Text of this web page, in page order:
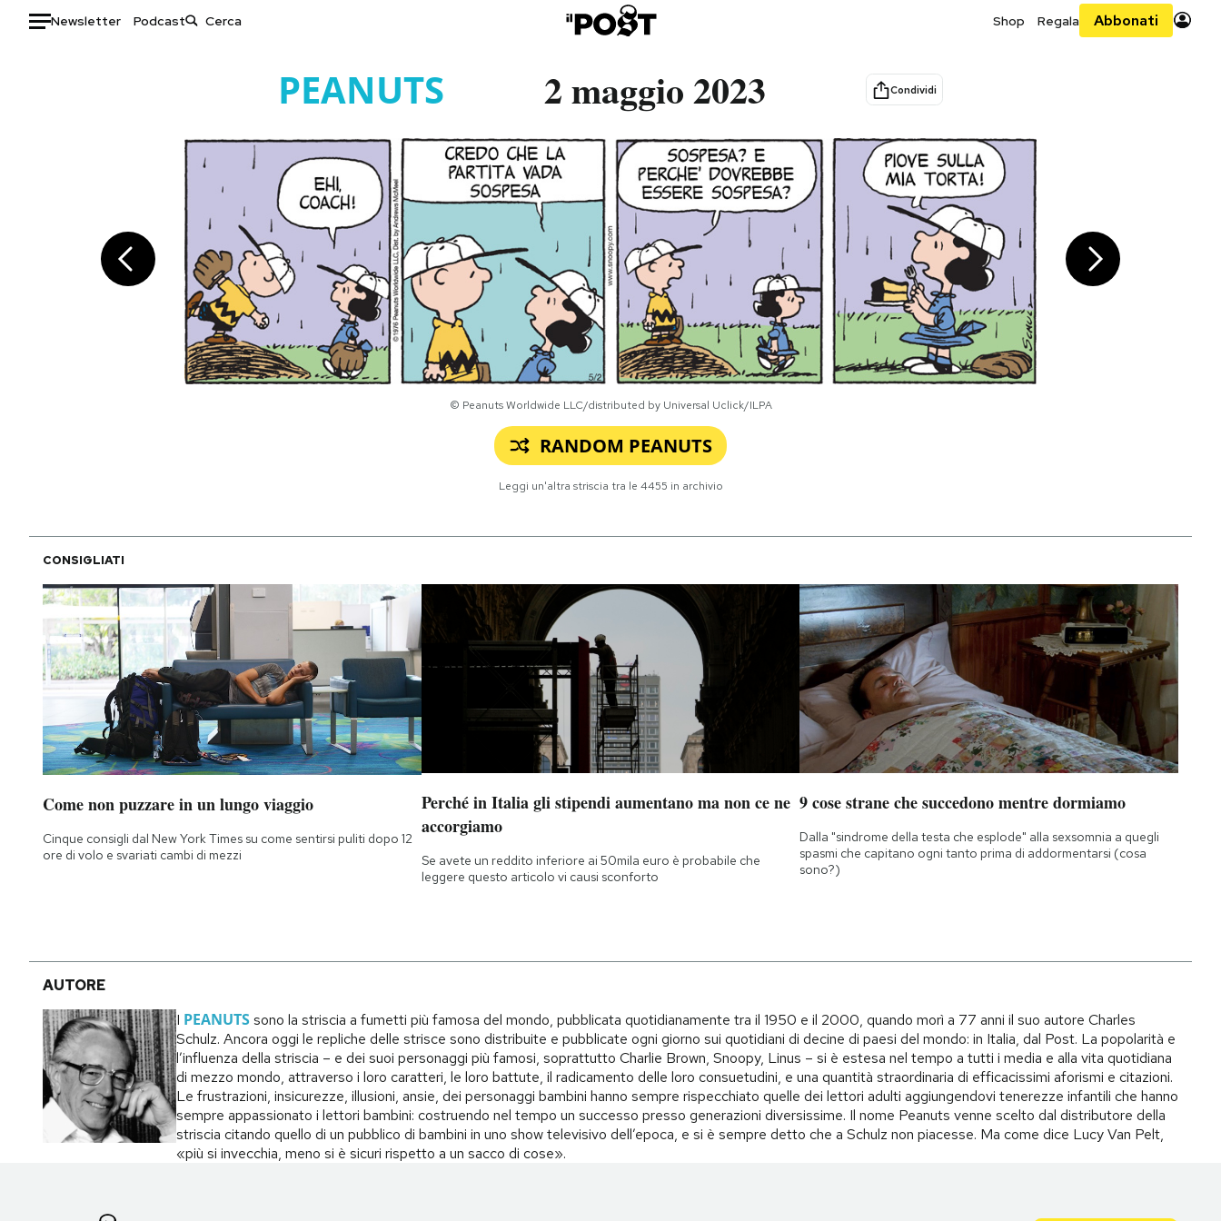
Newsletter Podcast Shop Regala Abbonati
Tecnologia
Internet
Scienza
Moda
Consumismi
Storie/Idee
Ok Boomer!
Media
Europa
Altrecose
Mondiali calcio 2026
I MIEI PREFERITI
SHOP
CALENDARIO
AREA PERSONALE
Newsletter
Regala il Post
PEANUTS 2 maggio 2023 Condividi
© Peanuts Worldwide LLC/distributed by Universal Uclick/ILPA
RANDOM PEANUTS
Leggi un'altra striscia tra le 4455 in archivio
CONSIGLIATI
Come non puzzare in un lungo viaggio
Cinque consigli dal New York Times su come sentirsi puliti dopo 12
ore di volo e svariati cambi di mezzi
Perché in Italia gli stipendi aumentano ma non ce ne
accorgiamo
Se avete un reddito inferiore ai 50mila euro è probabile che
leggere questo articolo vi causi sconforto
9 cose strane che succedono mentre dormiamo
Dalla "sindrome della testa che esplode" alla sexsomnia a quegli
spasmi che capitano ogni tanto prima di addormentarsi (cosa
sono?)
AUTORE
I PEANUTSsono la striscia a fumetti più famosa del mondo, pubblicata quotidianamente tra il 1950 e il 2000, quando morì a 77 anni il suo autore Charles
Schulz. Ancora oggi le repliche delle strisce sono distribuite e pubblicate ogni giorno sui quotidiani di decine di paesi del mondo: in Italia, dal Post. La popolarità e
l’influenza della striscia – e dei suoi personaggi più famosi, soprattutto Charlie Brown, Snoopy, Linus – si è estesa nel tempo a tutti i media e alla vita quotidiana
di mezzo mondo, attraverso i loro caratteri, le loro battute, il radicamento delle loro consuetudini, e una quantità straordinaria di efficacissimi aforismi e citazioni.
Le frustrazioni, insicurezze, illusioni, ansie, dei personaggi bambini hanno sempre rispecchiato quelle dei lettori adulti aggiungendovi tenerezze infantili che hanno
sempre appassionato i lettori bambini: costruendo nel tempo un successo presso generazioni diversissime. Il nome Peanuts venne scelto dal distributore della
striscia citando quello di un pubblico di bambini in uno show televisivo dell’epoca, e si è sempre detto che a Schulz non piacesse. Ma come dice Lucy Van Pelt,
«più si invecchia, meno si è sicuri rispetto a un sacco di cose».